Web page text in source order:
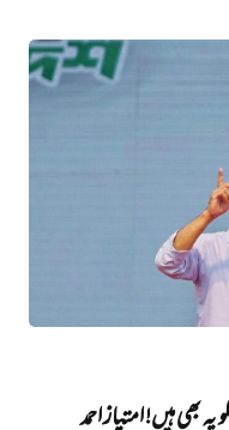
بھی ہیں! امتیاز احمد